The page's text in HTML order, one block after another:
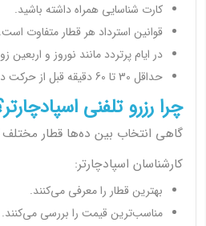
کارت شناسایی همراه داشته باشید.
قوانین استرداد هر قطار متفاوت است.
در ایام پرتردد مانند نوروز و اربعین
حداقل 30 تا 60 دقیقه قبل از حرکت در ایستگاه حضور داشته باشید.
چرا رزرو تلفنی
گاهی انتخاب بین ده‌ها قطار
کارشناسان اسپادچارتر:
بهترین قطار را معرفی می‌کنند.
مناسب‌ترین قیمت را بررسی می‌کنند.